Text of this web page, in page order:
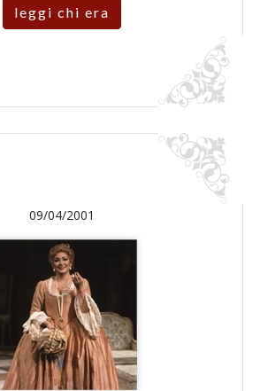
leggi chi era
09/04/2001